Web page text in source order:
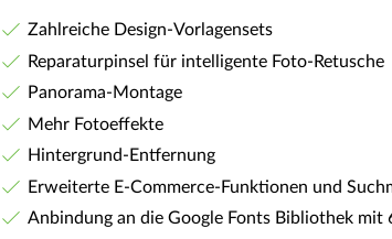
Zahlreiche Design-Vorlagensets
Reparaturpinsel für intelligente Foto-Retusche
Panorama-Montage
Mehr Fotoeffekte
Hintergrund-Entfernung
Erweiterte E-Commerce-Funktionen und
Anbindung an die Google Fonts Bibliothek mit